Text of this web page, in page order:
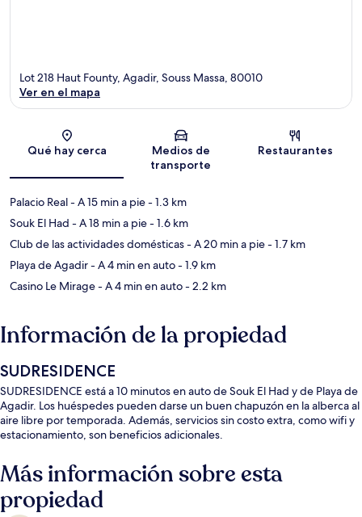
Sección del mapa
Lot 218 Haut Founty, Agadir, Souss Massa, 80010
Ver en el mapa
Qué hay cerca
Medios de
transporte
Restaurantes
Palacio Real- A 15 min a pie- 1.3 km
Souk El Had - A 18 min a pie- 1.6 km
Club de las actividades domésticas- A 20 min a pie- 1.7 km
Playa de Agadir- A 4 min en auto- 1.9 km
Casino Le Mirage- A 4 min en auto- 2.2 km
Información de la propiedad
SUDRESIDENCE
SUDRESIDENCE está a 10 minutos en auto de Souk El Had y de Playa de
Agadir. Los huéspedes pueden darse un buen chapuzón en la alberca al
aire libre por temporada. Además, servicios sin costo extra, como wifi y
estacionamiento, son beneficios adicionales.
Más información sobre esta
propiedad